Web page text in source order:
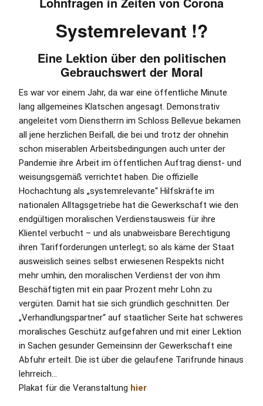
Systemrelevant !?
Eine Lektion über den politischen
Gebrauchswert der Moral
Es war vor einem Jahr, da war eine öffentliche Minute
lang allgemeines Klatschen angesagt. Demonstrativ
angeleitet vom Dienstherrn im Schloss Bellevue bekamen
all jene herzlichen Beifall, die bei und trotz der ohnehin
schon miserablen Arbeitsbedingungen auch unter der
Pandemie ihre Arbeit im öffentlichen Auftrag dienst- und
weisungsgemäß verrichtet haben. Die offizielle
Hochachtung als „systemrelevante“ Hilfskräfte im
nationalen Alltagsgetriebe hat die Gewerkschaft wie den
endgültigen moralischen Verdienstausweis für ihre
Klientel verbucht – und als unabweisbare Berechtigung
ihren Tarifforderungen unterlegt; so als käme der Staat
ausweislich seines selbst erwiesenen Respekts nicht
mehr umhin, den moralischen Verdienst der von ihm
Beschäftigten mit ein paar Prozent mehr Lohn zu
vergüten. Damit hat sie sich gründlich geschnitten. Der
„Verhandlungspartner“ auf staatlicher Seite hat schweres
moralisches Geschütz aufgefahren und mit einer Lektion
in Sachen gesunder Gemeinsinn der Gewerkschaft eine
Abfuhr erteilt. Die ist über die gelaufene Tarifrunde hinaus
lehrreich…
Plakat für die Veranstaltung hier